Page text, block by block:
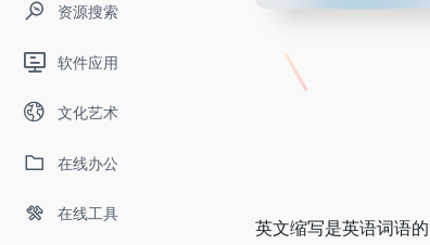
资源搜索
软件应用
文化艺术
在线办公
在线工具
英文缩写是英语词语